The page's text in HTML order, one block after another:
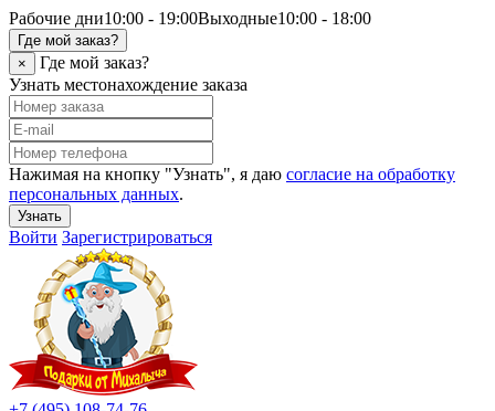
Рабочие дни10:00 - 19:00Выходные10:00 - 18:00
Где мой заказ?
×
Где мой заказ?
Узнать местонахождение заказа
Нажимая на кнопку "Узнать", я даю согласие на обработку
персональных данных.
Узнать
Войти Зарегистрироваться